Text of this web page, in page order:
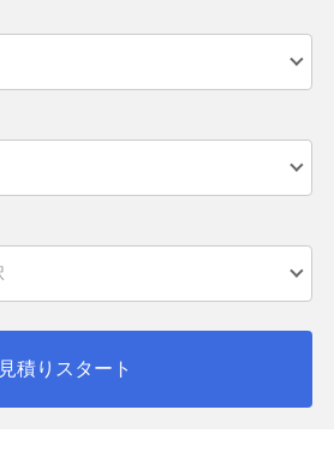
見積りスタート